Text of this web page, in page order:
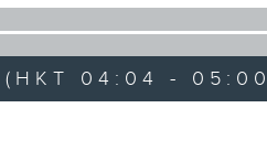
(HKT 04:04 -